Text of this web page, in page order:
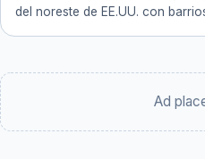
del noreste de EE.UU. con
Ad